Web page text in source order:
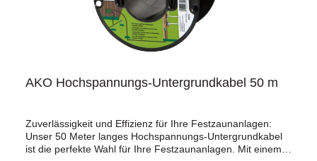
AKO Hochspannungs-Untergrundkabel 50 m
Zuverlässigkeit und Effizienz für Ihre Festzaunanlagen:
Unser 50 Meter langes Hochspannungs-Untergrundkabel
ist die perfekte Wahl für Ihre Festzaunanlagen. Mit einem